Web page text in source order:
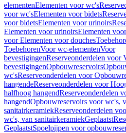
elementenElementen voor wc's
voor wc'sElementen voor bidets
voor bidetsElementen voor urinoirs
Elementen voor urinoirsElementen
voor Elementen voor douches
ToebehorenVoor wc-elementenVoor
bevestigingenReserveonderdelen voor
bevestigingenOpbouwreservoirs
wc'sReserveonderdelen voor
hangendeReserveonderdelen voor
halfhoog hangendReserveonderdelen
hangendOpbouwreservoirs voor wc's,
sanitairkeramiekReserveonderdelen
wc's, van sanitairkeramiekGeplaatst
GeplaatstSpoelpijpen voor